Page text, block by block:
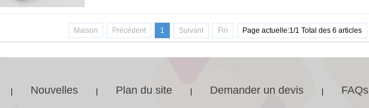
Maison Précédent 1 Suivant Fin Page actuelle:1/1 Total des 6 articles
| Nouvelles | Plan du site | Demander un devis | FAQs